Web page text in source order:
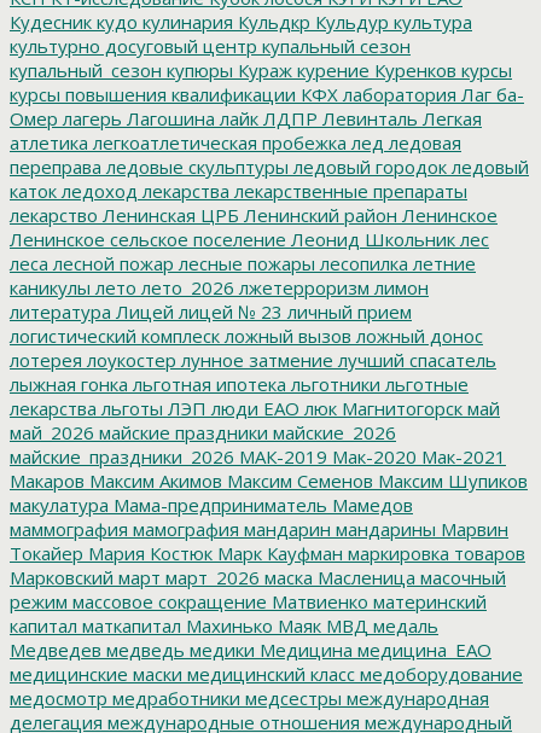
Кудесник кудо кулинария Кульдкр Кульдур культура
культурно досуговый центр купальный сезон
купальный_сезон купюры Кураж курение Куренков курсы
курсы повышения квалификации КФХ лаборатория Лаг ба-
Омер лагерь Лагошина лайк ЛДПР Левинталь Легкая
атлетика легкоатлетическая пробежка лед ледовая
переправа ледовые скульптуры ледовый городок ледовый
каток ледоход лекарства лекарственные препараты
лекарство Ленинская ЦРБ Ленинский район Ленинское
Ленинское сельское поселение Леонид Школьник лес
леса лесной пожар лесные пожары лесопилка летние
каникулы лето лето_2026 лжетерроризм лимон
литература Лицей лицей № 23 личный прием
логистический комплеск ложный вызов ложный донос
лотерея лоукостер лунное затмение лучший спасатель
лыжная гонка льготная ипотека льготники льготные
лекарства льготы ЛЭП люди ЕАО люк Магнитогорск май
май_2026 майские праздники майские_2026
майские_праздники_2026 МАК-2019 Мак-2020 Мак-2021
Макаров Максим Акимов Максим Семенов Максим Шупиков
макулатура Мама-предприниматель Мамедов
маммография мамография мандарин мандарины Марвин
Токайер Мария Костюк Марк Кауфман маркировка товаров
Марковский март март_2026 маска Масленица масочный
режим массовое сокращение Матвиенко материнский
капитал маткапитал Махинько Маяк МВД медаль
Медведев медведь медики Медицина медицина_ЕАО
медицинские маски медицинский класс медоборудование
медосмотр медработники медсестры международная
делегация международные отношения международный